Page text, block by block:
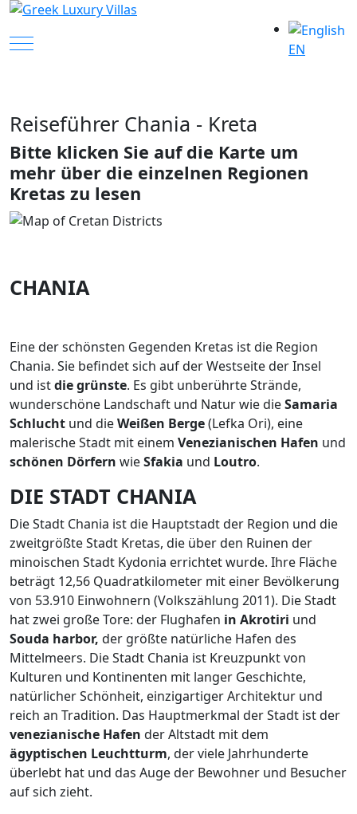
Mobile Menu Toggle EN
Reiseführer Chania - Kreta
Bitte klicken Sie auf die Karte um
mehr über die einzelnen Regionen
Kretas zu lesen
CHANIA
Eine der schönsten Gegenden Kretas ist die Region
Chania. Sie befindet sich auf der Westseite der Insel
und istdie grünste. Es gibt unberührte Strände,
wunderschöne Landschaft und Natur wie dieSamaria
Schlucht und dieWeißen Berge(Lefka Ori), eine
malerische Stadt mit einem Venezianischen Hafen und
schönen Dörfern wieSfakia und Loutro.
DIE STADT CHANIA
Die Stadt Chania ist die Hauptstadt der Region und die
zweitgrößte Stadt Kretas, die über den Ruinen der
minoischen Stadt Kydonia errichtet wurde. Ihre Fläche
beträgt 12,56 Quadratkilometer mit einer Bevölkerung
von 53.910 Einwohnern (Volkszählung 2011). Die Stadt
hat zwei große Tore: der Flughafen in Akrotiri und
Souda harbor, der größte natürliche Hafen des
Mittelmeers. Die Stadt Chania ist Kreuzpunkt von
Kulturen und Kontinenten mit langer Geschichte,
natürlicher Schönheit, einzigartiger Architektur und
reich an Tradition. Das Hauptmerkmal der Stadt ist der
venezianische Hafen der Altstadt mit dem
ägyptischen Leuchtturm, der viele Jahrhunderte
überlebt hat und das Auge der Bewohner und Besucher
auf sich zieht.